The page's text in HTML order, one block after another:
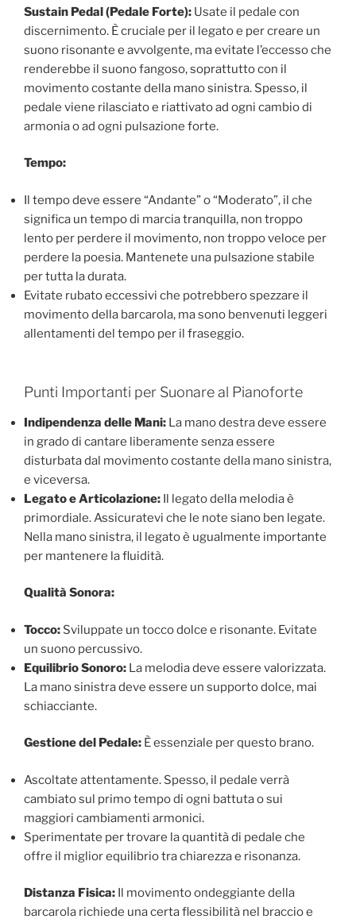
Sustain Pedal (Pedale Forte): Usate il pedale con
discernimento. È cruciale per il legato e per creare un
suono risonante e avvolgente, ma evitate l’eccesso che
renderebbe il suono fangoso, soprattutto con il
movimento costante della mano sinistra. Spesso, il
pedale viene rilasciato e riattivato ad ogni cambio di
armonia o ad ogni pulsazione forte.
Tempo:
Il tempo deve essere “Andante” o “Moderato”, il che
significa un tempo di marcia tranquilla, non troppo
lento per perdere il movimento, non troppo veloce per
perdere la poesia. Mantenete una pulsazione stabile
per tutta la durata.
Evitate rubato eccessivi che potrebbero spezzare il
movimento della barcarola, ma sono benvenuti leggeri
allentamenti del tempo per il fraseggio.
Punti Importanti per Suonare al Pianoforte
Indipendenza delle Mani: La mano destra deve essere
in grado di cantare liberamente senza essere
disturbata dal movimento costante della mano sinistra,
e viceversa.
Legato e Articolazione: Il legato della melodia è
primordiale. Assicuratevi che le note siano ben legate.
Nella mano sinistra, il legato è ugualmente importante
per mantenere la fluidità.
Qualità Sonora:
Tocco: Sviluppate un tocco dolce e risonante. Evitate
un suono percussivo.
Equilibrio Sonoro: La melodia deve essere valorizzata.
La mano sinistra deve essere un supporto dolce, mai
schiacciante.
Gestione del Pedale: È essenziale per questo brano.
Ascoltate attentamente. Spesso, il pedale verrà
cambiato sul primo tempo di ogni battuta o sui
maggiori cambiamenti armonici.
Sperimentate per trovare la quantità di pedale che
offre il miglior equilibrio tra chiarezza e risonanza.
Distanza Fisica: Il movimento ondeggiante della
barcarola richiede una certa flessibilità nel braccio e